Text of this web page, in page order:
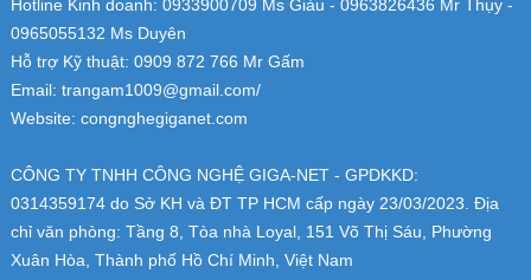
Hotline Kinh doanh: 0933900709 Ms Giàu - 0963826436 Mr Thụy -
0965055132 Ms Duyên
Hỗ trợ Kỹ thuật: 0909 872 766 Mr Gấm
Email: trangam1009@gmail.com/
Website: congnghegiganet.com
CÔNG TY TNHH CÔNG NGHỆ GIGA-NET - GPDKKD:
0314359174do Sở KH và ĐT TP HCM cấp ngày 23/03/2023. Địa
chỉ văn phòng: Tầng 8, Tòa nhà Loyal, 151 Võ Thị Sáu, Phường
Xuân Hòa, Thành phố Hồ Chí Minh, Việt Nam